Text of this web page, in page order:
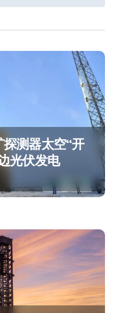
测器太空“开
光伏发电